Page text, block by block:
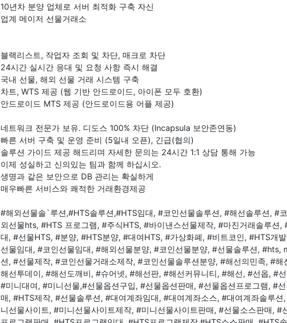
10년차 분양 업체로 서버 최적화 구축 자신
업계 메이저 선물거래소
블랙리스트, 작업자 조회 및 차단, 매크로 차단
24시간 실시간 응대 및 요청 사항 즉시 해결
국내 선물, 해외 선물 거래 시스템 구축
차트, WTS 제공 (웹 기반 안드로이드, 아이폰 모두 호환)
안드로이드 MTS 제공 (안드로이드용 어플 제공)
네트워크 전문가 보유. 디도스 100% 차단 (Incapsula 보안존연동)
빠른 서버 구축 및 운영 준비 (5일내 오픈), 긴급(협의)
솔루션 가이드 제공 해드리며 자세한 문의는 24시간 1:1 상담 통해 가능
이제 성실하고 신의있는 팀과 함께 하십시오.
생명과 같은 보안으로 DB 관리는 확실하게
매우빠른 서비스와 쾌적한 거래환경제공
#해외선물솔`루션,#HTS솔루션,#HTS임대, #코인선물솔루션, #해선솔루션, #
외선물hts, #HTS 프로그램, #주식HTS, #바이낸스선물제작, #마진거래솔루션,
대, #선물HTS, #분양, #HTS분양, #대여HTS, #가상화폐, #비트코인, #HTS개
선물임대, #코인선물임대, #해외선물분양, #코인선물분양, #선물솔루션, #hts,
션, #선물제작, #코인선물거래소제작, #코인선물솔루션분양, #해선의민족, #
해선투데이, #해선도깨비, #슈어넷, #해선판, #해선커뮤니티, #해선, #선옵, #
#미니대여, #미니선물,#선물옵션구입, #선물옵션판매, #선물옵션프로그램, #
매, #HTS제작, #선물솔루션, #대여계좌임대, #대여계좌소스, #대여계좌솔루션
니선물사이트, #미니선물사이트제작, #미니선물사이트판매, #선물소스판매, #